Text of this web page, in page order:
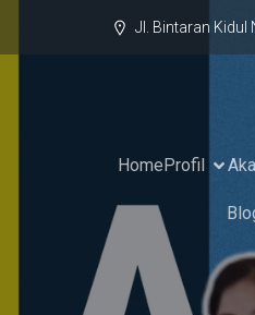
Jl. Bintaran Kidul
HomeProfil